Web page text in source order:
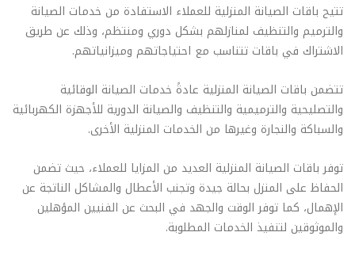
تتيح باقات الصيانة المنزلية للعملاء الاستفادة من خدمات الصيانة
والترميم والتنظيف لمنازلهم بشكل دوري ومنتظم، وذلك عن طريق
الاشتراك في باقات تتناسب مع احتياجاتهم وميزانياتهم.
تتضمن باقات الصيانة المنزلية عادةً خدمات الصيانة الوقائية
والتصليحية والترميمية والتنظيف والصيانة الدورية للأجهزة الكهربائية
والسباكة والنجارة وغيرها من الخدمات المنزلية الأخرى.
توفر باقات الصيانة المنزلية العديد من المزايا للعملاء، حيث تضمن
الحفاظ على المنزل بحالة جيدة وتجنب الأعطال والمشاكل الناتجة عن
الإهمال، كما توفر الوقت والجهد في البحث عن الفنيين المؤهلين
والموثوقين لتنفيذ الخدمات المطلوبة.